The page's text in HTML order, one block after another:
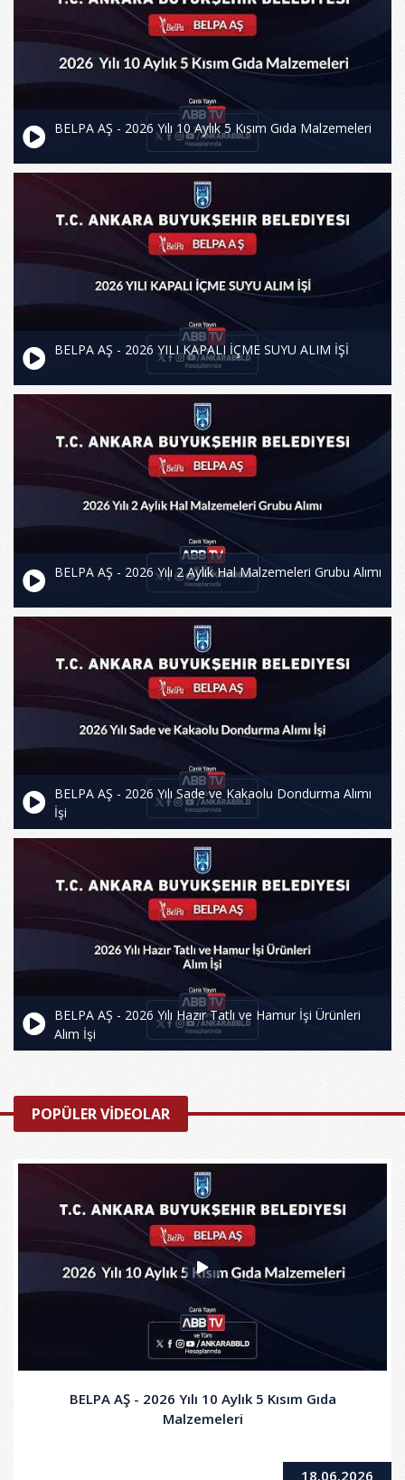
BELPA AŞ - 2026 Yılı 10 Aylık 5 Kısım Gıda Malzemeleri
BELPA AŞ - 2026 YILI KAPALI İÇME SUYU ALIM İŞİ
BELPA AŞ - 2026 Yılı 2 Aylık Hal Malzemeleri Grubu Alımı
BELPA AŞ - 2026 Yılı Sade ve Kakaolu Dondurma Alımı
İşi
BELPA AŞ - 2026 Yılı Hazır Tatlı ve Hamur İşi Ürünleri
Alım İşi
POPÜLER VİDEOLAR
BELPA AŞ - 2026 Yılı 10 Aylık 5 Kısım Gıda
Malzemeleri
18.06.2026